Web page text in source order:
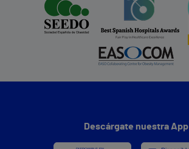
Descárgate nuestra App